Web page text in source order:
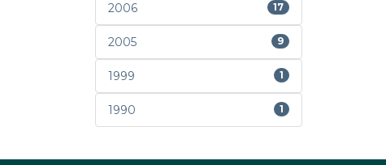
2006 17
2005 9
1999 1
1990 1